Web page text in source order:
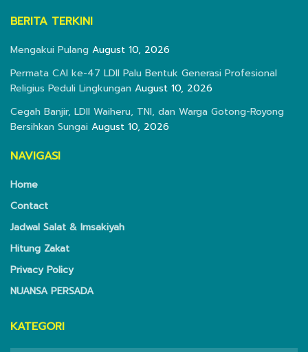
BERITA TERKINI
Mengakui Pulang August 10, 2026
Permata CAI ke-47 LDII Palu Bentuk Generasi Profesional
Religius Peduli Lingkungan August 10, 2026
Cegah Banjir, LDII Waiheru, TNI, dan Warga Gotong-Royong
Bersihkan Sungai August 10, 2026
NAVIGASI
Home
Contact
Jadwal Salat & Imsakiyah
Hitung Zakat
Privacy Policy
NUANSA PERSADA
KATEGORI